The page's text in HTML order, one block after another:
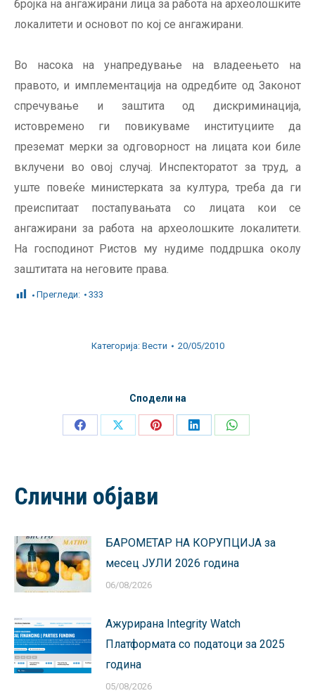
бројка на ангажирани лица за работа на археолошките
локалитети и основот по кој се ангажирани.
Во насока на унапредување на владеењето на
правото, и имплементација на одредбите од Законот
спречување и заштита од дискриминација,
истовремено ги повикуваме институциите да
преземат мерки за одговорност на лицата кои биле
вклучени во овој случај. Инспекторатот за труд, а
уште повеќе министерката за култура, треба да ги
преиспитаат постапувањата со лицата кои се
ангажирани за работа на археолошките локалитети.
На господинот Ристов му нудиме поддршка околу
заштитата на неговите права.
Прегледи: 333
Категорија: Вести 20/05/2010
Сподели на
Share
Share
Share
Share
Share
Слични објави
БАРОМЕТАР НА КОРУПЦИЈА за
месец ЈУЛИ 2026 година
06/08/2026
Ажурирана Integrity Watch
Платформата со податоци за 2025
година
05/08/2026